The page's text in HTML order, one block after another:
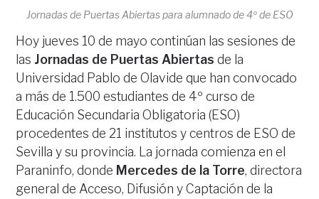
Jornadas de Puertas Abiertas para alumnado de 4º de ESO
Hoy jueves 10 de mayo continúan las sesiones de
las Jornadas de Puertas Abiertas de la
Universidad Pablo de Olavide que han convocado
a más de 1.500 estudiantes de 4º curso de
Educación Secundaria Obligatoria (ESO)
procedentes de 21 institutos y centros de ESO de
Sevilla y su provincia. La jornada comienza en el
Paraninfo, donde Mercedes de la Torre, directora
general de Acceso, Difusión y Captación de la